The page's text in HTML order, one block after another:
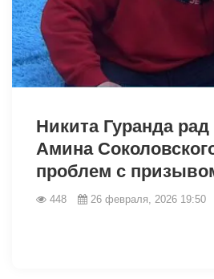
Никита Гуранда
Амина
проблем с
448 26 февраля, 2026 19:50